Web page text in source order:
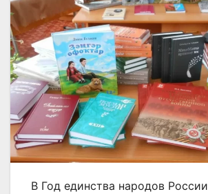
В Год единства народов России